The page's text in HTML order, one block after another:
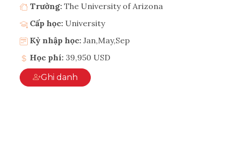
Trường: The University of Arizona
Cấp học: University
Kỳ nhập học: Jan,May,Sep
Học phí: 39,950 USD
Ghi danh